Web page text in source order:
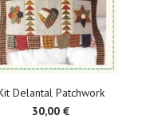
Delantal Patchwork
30,00 €